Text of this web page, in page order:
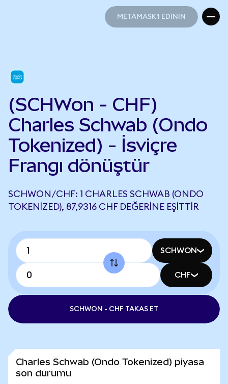
METAMASK'I EDİNİN
(SCHWon - CHF)
Charles Schwab (Ondo
Tokenized) - İsviçre
Frangı dönüştür
SCHWON/CHF: 1 CHARLES SCHWAB (ONDO
TOKENIZED), 87,9316 CHF DEĞERINE EŞITTIR
SCHWON
CHF
SCHWON - CHF TAKAS ET
Charles Schwab (Ondo Tokenized) piyasa
son durumu